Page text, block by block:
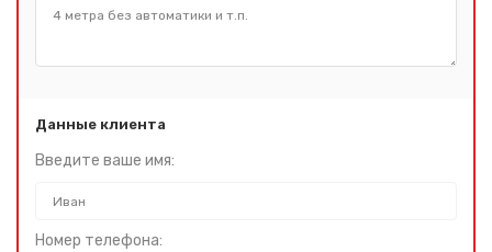
Данные клиента
Введите ваше имя:
Номер телефона: